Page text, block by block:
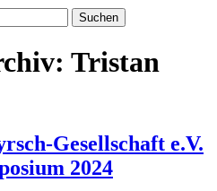
Tristan
Gesellschaft e.V.
2024